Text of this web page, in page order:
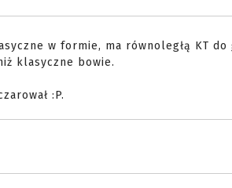
w formie, ma równoległą KT
klasyczne bowie.
:P.